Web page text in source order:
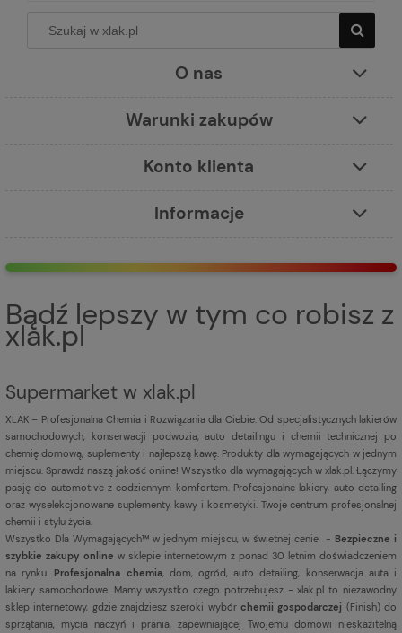
O nas
Warunki zakupów
Konto klienta
Informacje
Bądź lepszy w tym co robisz z
xlak.pl
Supermarket w xlak.pl
XLAK – Profesjonalna Chemia i Rozwiązania dla Ciebie. Od specjalistycznych lakierów
samochodowych, konserwacji podwozia, auto detailingu i chemii technicznej po
chemię domową, suplementy i najlepszą kawę. Produkty dla wymagających w jednym
miejscu. Sprawdź naszą jakość online! Wszystko dla wymagających w xlak.pl. Łączymy
pasję do automotive z codziennym komfortem. Profesjonalne lakiery, auto detailing
oraz wyselekcjonowane suplementy, kawy i kosmetyki. Twoje centrum profesjonalnej
chemii i stylu życia.
Wszystko Dla Wymagających™ w jednym miejscu, w świetnej cenie - Bezpieczne i
szybkie zakupy online w sklepie internetowym z ponad 30 letnim doświadczeniem
na rynku. Profesjonalna chemia, dom, ogród, auto detailing, konserwacja auta i
lakiery samochodowe. Mamy wszystko czego potrzebujesz - xlak.pl to niezawodny
sklep internetowy, gdzie znajdziesz szeroki wybórchemii gospodarczej (Finish) do
sprzątania, mycia naczyń i prania, zapewniającej Twojemu domowi nieskazitelną